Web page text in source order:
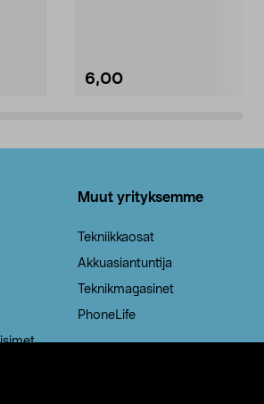
6,00
Muut yrityksemme
Tekniikkaosat
Akkuasiantuntija
Teknikmagasinet
PhoneLife